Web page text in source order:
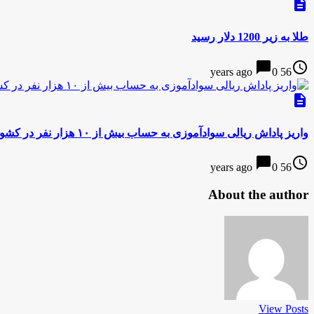
description
طلا به زیر 1200 دلار رسید
access_time
56 years ago
chat_bubble0
description
واریز پاداش ریالی سوادآموزی به حساب بیش از ۱۰ هزار نفر در کشور
access_time
56 years ago
chat_bubble0
About the author
View Posts